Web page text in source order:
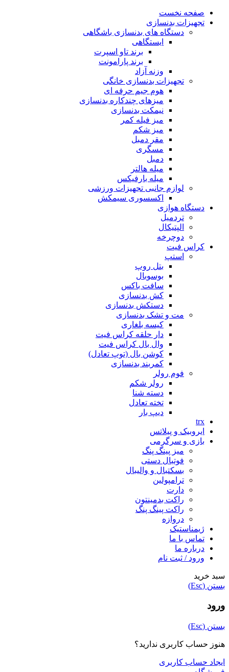
صفحه نخست
تجهیزات بدنسازی
دستگاه های بدنسازی باشگاهی
ایستگاهی
برند تاو اسپرت
برند پارامونت
وزنه آزاد
تجهیزات بدنسازی خانگی
هوم جیم حرفه ای
میزهای چندکاره بدنسازی
نیمکت بدنسازی
میز فیله کمر
میز شکم
مقر دمبل
مسگری
دمبل
میله هالتر
میله بارفیکس
لوازم جانبی تجهیزات ورزشی
اکسسوری سیمکش
دستگاه هوازی
تردمیل
الپتیکال
دوچرخه
کراس فیت
استپ
بتل روپ
بوسوبال
سافت باکس
کش بدنسازی
دستکش بدنسازی
مت و تشک بدنسازی
کیسه بلغاری
دار حلقه کراس فیت
وال بال کراس فیت
کوشن بال (توپ تعادل)
کمربند بدنسازی
فوم رولر
رولر شکم
دسته شنا
تخته تعادل
دیپ بار
trx
ایروبیک و پیلاتس
بازی و سرگرمی
میز پینگ پنگ
فوتبال دستی
بسکتبال و والیبال
ترامپولین
دارت
راکت بدمینتون
راکت پینگ پنگ
دروازه
ژیمناستیک
تماس با ما
درباره ما
ورود / ثبت نام
سبد خرید
بستن (Esc)
ورود
بستن (Esc)
هنوز حساب کاربری ندارید؟
ایجاد حساب کاربری